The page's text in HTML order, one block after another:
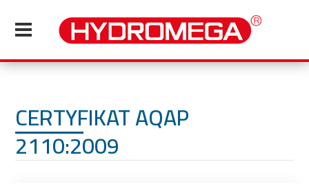
CERTYFIKAT AQAP
2110:2009